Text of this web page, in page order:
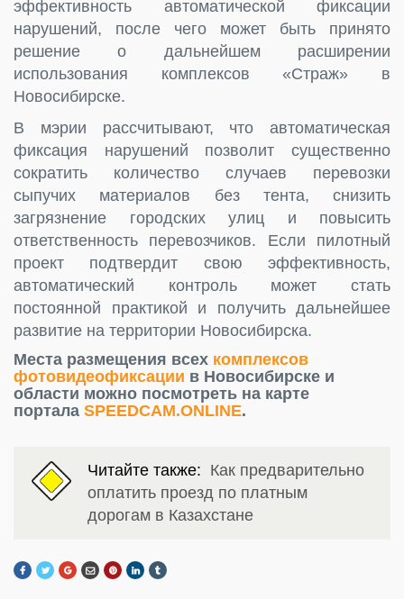
эффективность автоматической фиксации
нарушений, после чего может быть принято
решение о дальнейшем расширении
использования комплексов «Страж» в
Новосибирске.
В мэрии рассчитывают, что автоматическая
фиксация нарушений позволит существенно
сократить количество случаев перевозки
сыпучих материалов без тента, снизить
загрязнение городских улиц и повысить
ответственность перевозчиков. Если пилотный
проект подтвердит свою эффективность,
автоматический контроль может стать
постоянной практикой и получить дальнейшее
развитие на территории Новосибирска.
Места размещения всех комплексов
фотовидеофиксации в Новосибирске и
области можно посмотреть на карте
портала SPEEDCAM.ONLINE.
Читайте также: Как предварительно
оплатить проезд по платным
дорогам в Казахстане